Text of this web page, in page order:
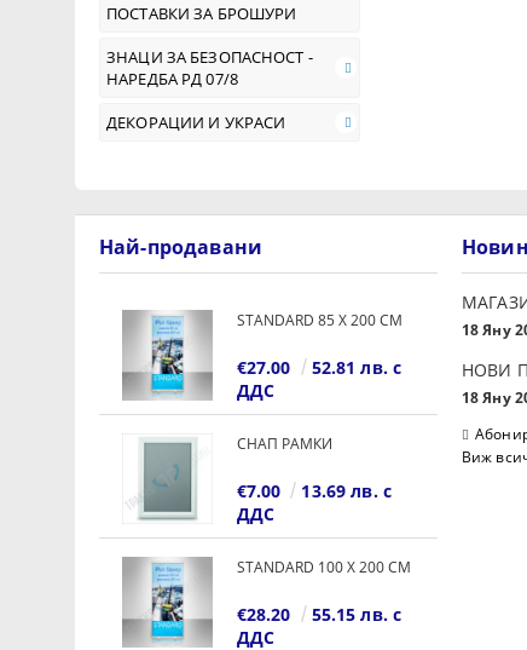
ПОСТАВКИ ЗА БРОШУРИ
ЗНАЦИ ЗА БЕЗОПАСНОСТ -
НАРЕДБА РД 07/8
ДЕКОРАЦИИ И УКРАСИ
Най-продавани
STANDARD 85 Х 200 СМ
€27.00
52.81 лв. с
ДДС
СНАП РАМКИ
€7.00
13.69 лв. с
ДДС
STANDARD 100 Х 200 СМ
€28.20
55.15 лв. с
ДДС
18 Яну
НОВИ
18 Яну
Виж